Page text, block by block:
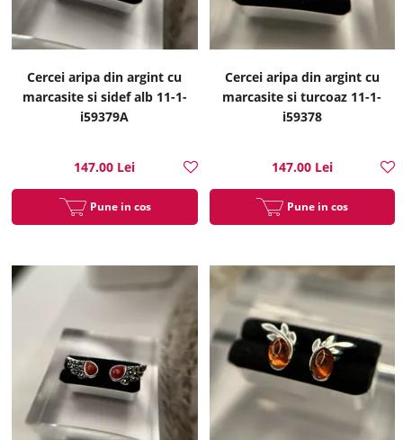
Cercei aripa din argint cu
marcasite si sidef alb 11-1-
i59379A
147.00 Lei
Pune in cos
Cercei aripa din argint cu
marcasite si turcoaz 11-1-
i59378
147.00 Lei
Pune in cos